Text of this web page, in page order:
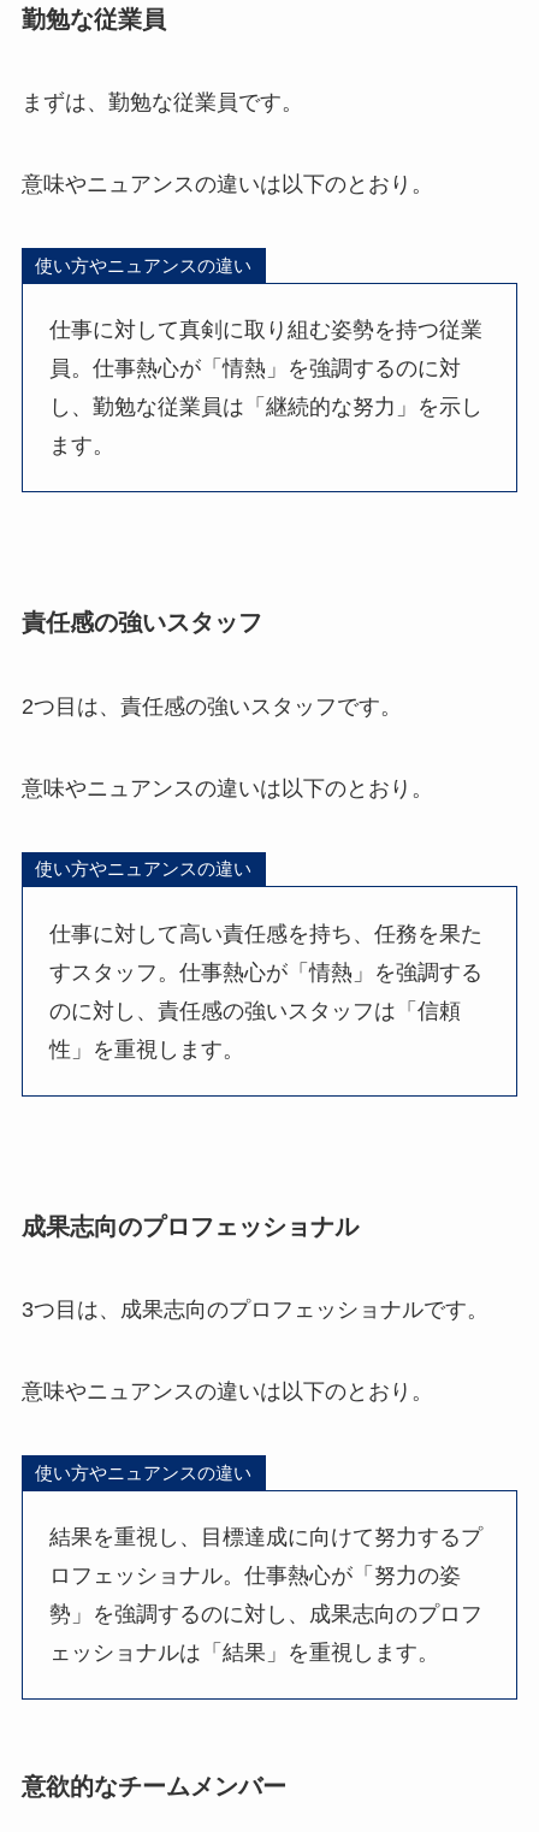
勤勉な従業員
まずは、勤勉な従業員です。
意味やニュアンスの違いは以下のとおり。
使い方やニュアンスの違い
仕事に対して真剣に取り組む姿勢を持つ従業
員。仕事熱心が「情熱」を強調するのに対
し、勤勉な従業員は「継続的な努力」を示し
ます。
責任感の強いスタッフ
2つ目は、責任感の強いスタッフです。
意味やニュアンスの違いは以下のとおり。
使い方やニュアンスの違い
仕事に対して高い責任感を持ち、任務を果た
すスタッフ。仕事熱心が「情熱」を強調する
のに対し、責任感の強いスタッフは「信頼
性」を重視します。
成果志向のプロフェッショナル
3つ目は、成果志向のプロフェッショナルです。
意味やニュアンスの違いは以下のとおり。
使い方やニュアンスの違い
結果を重視し、目標達成に向けて努力するプ
ロフェッショナル。仕事熱心が「努力の姿
勢」を強調するのに対し、成果志向のプロフ
ェッショナルは「結果」を重視します。
意欲的なチームメンバー